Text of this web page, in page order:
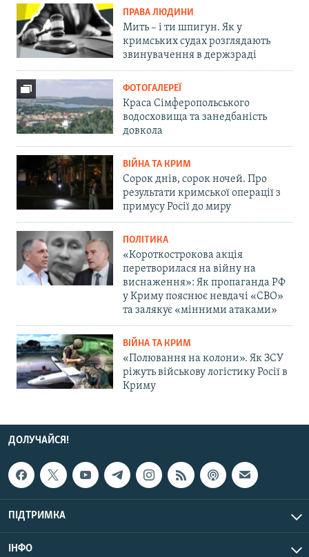
ПРАВА ЛЮДИНИ
Мить – і ти шпигун. Як у
кримських судах розглядають
звинувачення в держзраді
ФОТОГАЛЕРЕЇ
Краса Сімферопольського
водосховища та занедбаність
довкола
ВІЙНА ТА КРИМ
Сорок днів, сорок ночей. Про
результати кримської операції з
примусу Росії до миру
ПОЛІТИКА
«Короткострокова акція
перетворилася на війну на
виснаження»: Як пропаганда РФ
у Криму пояснює невдачі «СВО»
та залякує «мінними атаками»
ВІЙНА ТА КРИМ
«Полювання на колони». Як ЗСУ
ріжуть військову логістику Росії в
Криму
ДОЛУЧАЙСЯ!
ПІДТРИМКА
ІНФО